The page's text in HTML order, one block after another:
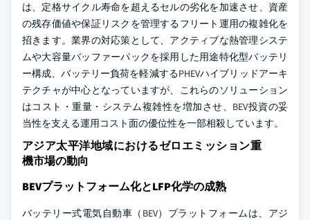
は、定格サイクル寿命を超えるセルの劣化を加速させ、資産
の残存価値や保証リスクを管理するフリート運用の複雑化を
招きます。業界の対応策として、アクティブな熱管理システ
ムや大容量バッファーパックを採用した用途特化型バッテリ
ー構成、バッテリー負荷を軽減するPHEVハイブリッドアーキ
テクチャが中心となっていますが、これらのソリューション
はコスト・重量・システム複雑性を増加させ、BEV投資の妥
当性を支える運用コスト面の優位性を一部相殺しています。
アジア太平洋地域におけるゼロエミッション重
機市場の動向
BEVプラットフォーム化とLFP化学の成熟
バッテリー式電気自動車（BEV）プラットフォームは、アジ